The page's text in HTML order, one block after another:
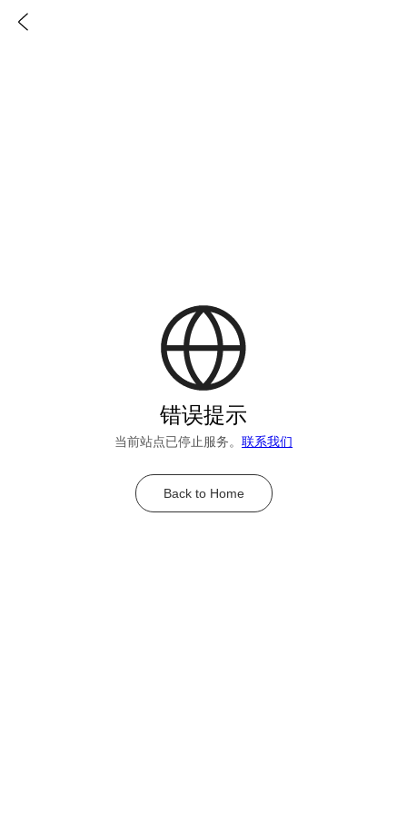
错误提示
当前站点已停止服务。 联系我们
Back to Home